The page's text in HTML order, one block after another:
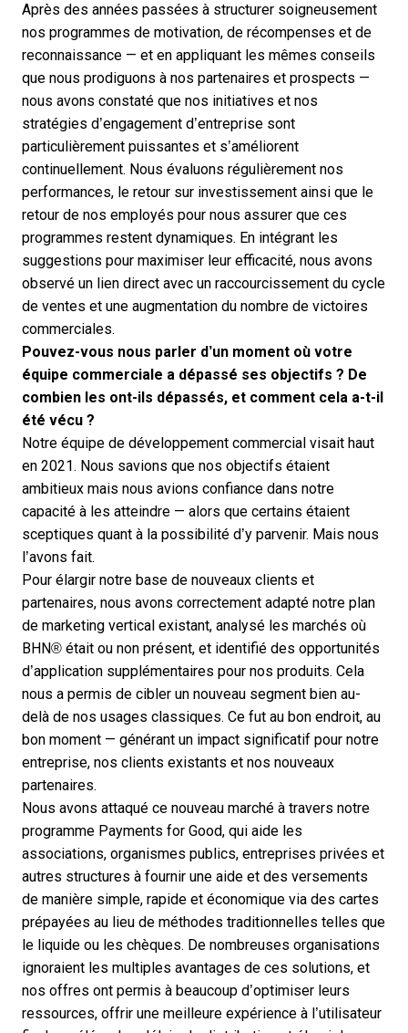
Après des années passées à structurer soigneusement
nos programmes de motivation, de récompenses et de
reconnaissance — et en appliquant les mêmes conseils
que nous prodiguons à nos partenaires et prospects —
nous avons constaté que nos initiatives et nos
stratégies d’engagement d’entreprise sont
particulièrement puissantes et s’améliorent
continuellement. Nous évaluons régulièrement nos
performances, le retour sur investissement ainsi que le
retour de nos employés pour nous assurer que ces
programmes restent dynamiques. En intégrant les
suggestions pour maximiser leur efficacité, nous avons
observé un lien direct avec un raccourcissement du cycle
de ventes et une augmentation du nombre de victoires
commerciales.
Pouvez-vous nous parler d’un moment où votre
équipe commerciale a dépassé ses objectifs ? De
combien les ont-ils dépassés, et comment cela a-t-il
été vécu ?
Notre équipe de développement commercial visait haut
en 2021. Nous savions que nos objectifs étaient
ambitieux mais nous avions confiance dans notre
capacité à les atteindre — alors que certains étaient
sceptiques quant à la possibilité d’y parvenir. Mais nous
l’avons fait.
Pour élargir notre base de nouveaux clients et
partenaires, nous avons correctement adapté notre plan
de marketing vertical existant, analysé les marchés où
BHN® était ou non présent, et identifié des opportunités
d’application supplémentaires pour nos produits. Cela
nous a permis de cibler un nouveau segment bien au-
delà de nos usages classiques. Ce fut au bon endroit, au
bon moment — générant un impact significatif pour notre
entreprise, nos clients existants et nos nouveaux
partenaires.
Nous avons attaqué ce nouveau marché à travers notre
programme Payments for Good, qui aide les
associations, organismes publics, entreprises privées et
autres structures à fournir une aide et des versements
de manière simple, rapide et économique via des cartes
prépayées au lieu de méthodes traditionnelles telles que
le liquide ou les chèques. De nombreuses organisations
ignoraient les multiples avantages de ces solutions, et
nos offres ont permis à beaucoup d’optimiser leurs
ressources, offrir une meilleure expérience à l’utilisateur